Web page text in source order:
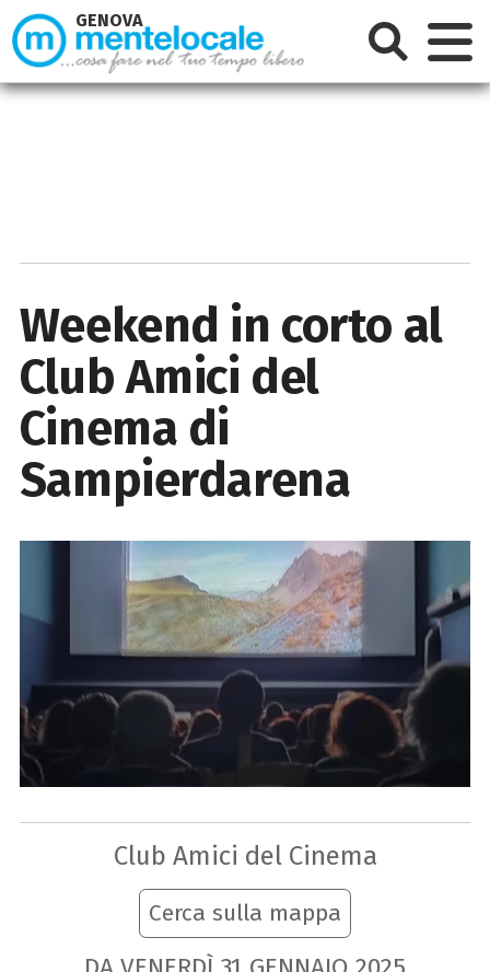
Weekend in corto al
Club Amici del
Cinema di
Sampierdarena
Club Amici del Cinema
Cerca sulla mappa
GENOVA